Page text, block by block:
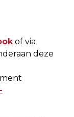
of via
deze